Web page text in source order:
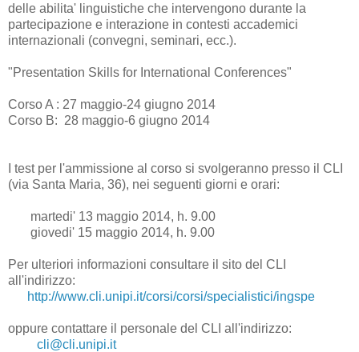
delle abilita' linguistiche che intervengono durante la
partecipazione e interazione in contesti accademici
internazionali (convegni, seminari, ecc.).
"Presentation Skills for International Conferences"
Corso A : 27 maggio-24 giugno 2014
Corso B: 28 maggio-6 giugno 2014
I test per l'ammissione al corso si svolgeranno presso il CLI
(via Santa Maria, 36), nei seguenti giorni e orari:
martedi' 13 maggio 2014, h. 9.00
giovedi' 15 maggio 2014, h. 9.00
Per ulteriori informazioni consultare il sito del CLI
all'indirizzo:
http://www.cli.unipi.it/corsi/corsi/specialistici/ingspe
oppure contattare il personale del CLI all'indirizzo:
cli@cli.unipi.it